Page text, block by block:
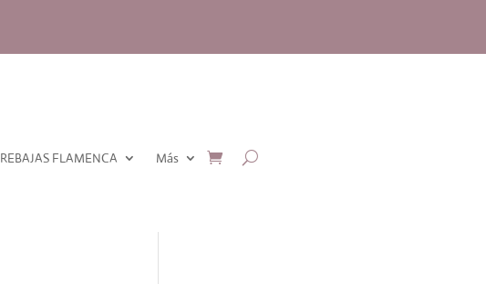
REBAJAS FLAMENCA Más